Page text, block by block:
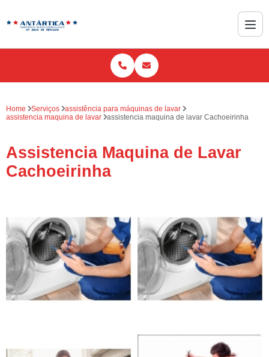
Home Serviços
assistência para máquinas de lavar
assistencia maquina de lavar
assistencia maquina de lavar Cachoeirinha
Assistencia Maquina de Lavar
Cachoeirinha